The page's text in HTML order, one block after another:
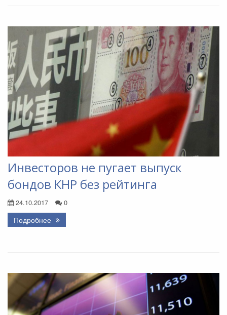
Инвесторов не пугает выпуск
бондов КНР без рейтинга
24.10.2017 0
Подробнее